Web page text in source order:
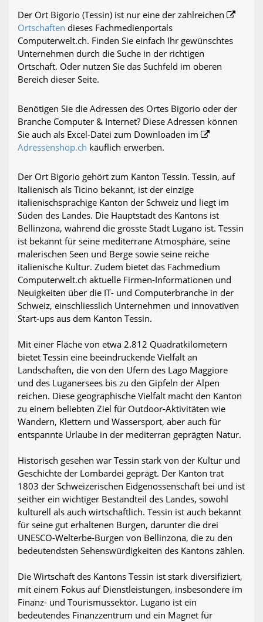
Der Ort Bigorio (Tessin) ist nur eine der zahlreichen
Ortschaften dieses Fachmedienportals
Computerwelt.ch. Finden Sie einfach Ihr gewünschtes
Unternehmen durch die Suche in der richtigen
Ortschaft. Oder nutzen Sie das Suchfeld im oberen
Bereich dieser Seite.
Benötigen Sie die Adressen des Ortes Bigorio oder der
Branche Computer & Internet? Diese Adressen können
Sie auch als Excel-Datei zum Downloaden im
Adressenshop.ch käuflich erwerben.
Der Ort Bigorio gehört zum Kanton Tessin. Tessin, auf
Italienisch als Ticino bekannt, ist der einzige
italienischsprachige Kanton der Schweiz und liegt im
Süden des Landes. Die Hauptstadt des Kantons ist
Bellinzona, während die grösste Stadt Lugano ist. Tessin
ist bekannt für seine mediterrane Atmosphäre, seine
malerischen Seen und Berge sowie seine reiche
italienische Kultur. Zudem bietet das Fachmedium
Computerwelt.ch aktuelle Firmen-Informationen und
Neuigkeiten über die IT- und Computerbranche in der
Schweiz, einschliesslich Unternehmen und innovativen
Start-ups aus dem Kanton Tessin.
Mit einer Fläche von etwa 2.812 Quadratkilometern
bietet Tessin eine beeindruckende Vielfalt an
Landschaften, die von den Ufern des Lago Maggiore
und des Luganersees bis zu den Gipfeln der Alpen
reichen. Diese geographische Vielfalt macht den Kanton
zu einem beliebten Ziel für Outdoor-Aktivitäten wie
Wandern, Klettern und Wassersport, aber auch für
entspannte Urlaube in der mediterran geprägten Natur.
Historisch gesehen war Tessin stark von der Kultur und
Geschichte der Lombardei geprägt. Der Kanton trat
1803 der Schweizerischen Eidgenossenschaft bei und ist
seither ein wichtiger Bestandteil des Landes, sowohl
kulturell als auch wirtschaftlich. Tessin ist auch bekannt
für seine gut erhaltenen Burgen, darunter die drei
UNESCO-Welterbe-Burgen von Bellinzona, die zu den
bedeutendsten Sehenswürdigkeiten des Kantons zählen.
Die Wirtschaft des Kantons Tessin ist stark diversifiziert,
mit einem Fokus auf Dienstleistungen, insbesondere im
Finanz- und Tourismussektor. Lugano ist ein
bedeutendes Finanzzentrum und ein Magnet für